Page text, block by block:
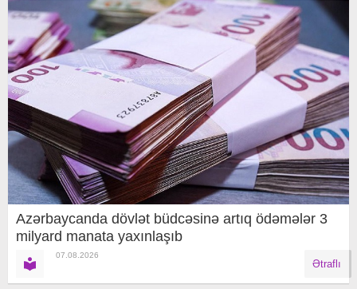
Azərbaycanda dövlət büdcəsinə artıq ödəmələr 3
milyard manata yaxınlaşıb
07.08.2026
Ətraflı